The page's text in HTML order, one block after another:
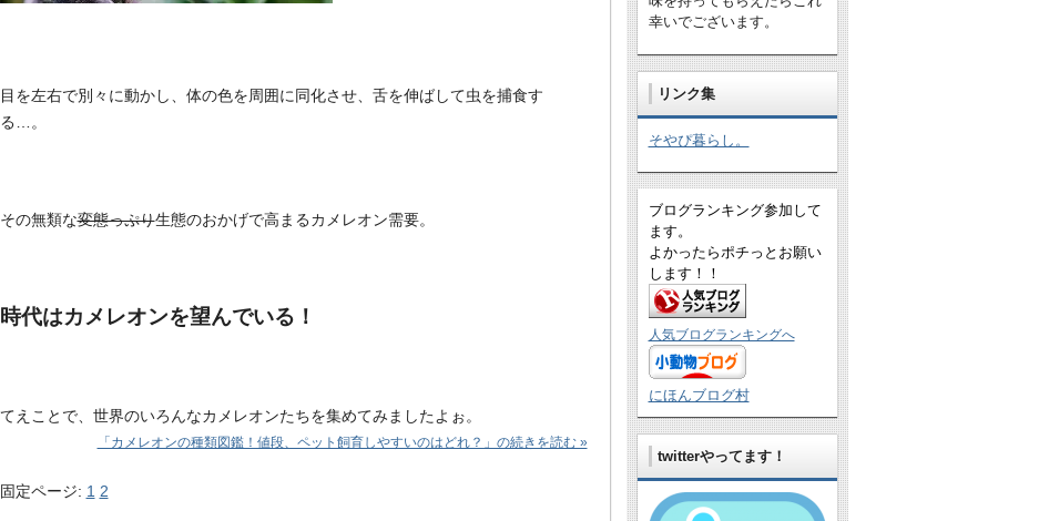
目を左右で別々に動かし、体の色を周囲に同化させ、舌を伸ばして虫を捕食す
る…。
その無類な変態っぷり生態のおかげで高まるカメレオン需要。
時代はカメレオンを望んでいる！
てえことで、世界のいろんなカメレオンたちを集めてみましたよぉ。
「カメレオンの種類図鑑！値段、ペット飼育しやすいのはどれ？」の続きを読む »
固定ページ: 1 2
幸いでございます。
リンク集
そやぴ暮らし。
ブログランキング参加して
ます。
よかったらポチっとお願い
します！！
人気ブログランキングへ
にほんブログ村
twitterやってます！